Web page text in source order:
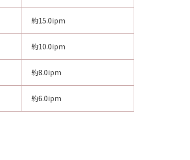
約15.0ipm
約10.0ipm
約8.0ipm
約6.0ipm